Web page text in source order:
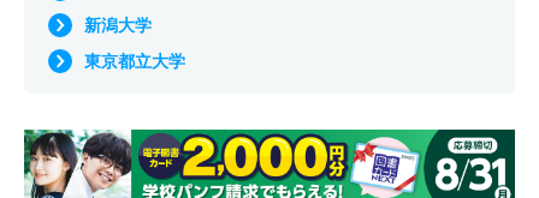
新潟大学
東京都立大学